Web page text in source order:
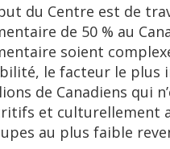
du Centre est de
de 50 % au
soient
le facteur le plus
de Canadiens qui
et culturellement
au plus faible